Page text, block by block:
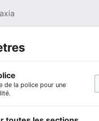
de la police pour une